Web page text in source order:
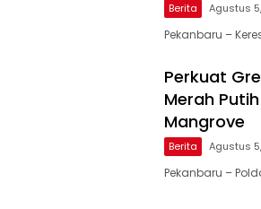
Berita Agustus
Pekanbaru –
Perkuat
Merah
Mangrove
Berita Agustus
Pekanbaru –